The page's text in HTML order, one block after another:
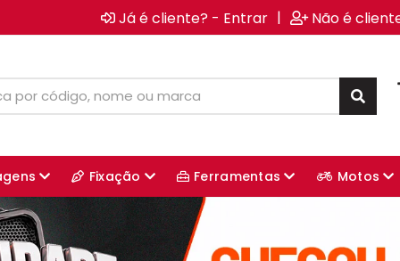
Já é cliente? - Entrar | Não é
Fixação Ferramentas Motos